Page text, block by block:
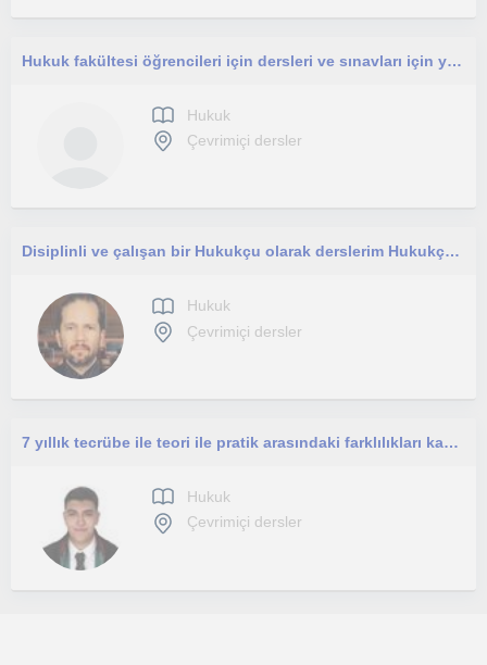
Hukuk fakültesi öğrencileri için dersleri ve sınavları için yardımcı olabilirim.
Hukuk
Çevrimiçi dersler
Disiplinli ve çalışan bir Hukukçu olarak derslerim Hukukçu olmak isteyenlere yöneliktir.
Hukuk
Çevrimiçi dersler
7 yıllık tecrübe ile teori ile pratik arasındaki farklılıkları kavrayarak karşılaşılabilecek zorluklara hazır olmak ister misin?
Hukuk
Çevrimiçi dersler